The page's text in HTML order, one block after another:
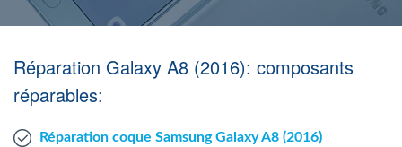
PME
ASBL
Réparation Galaxy A8 (2016): composants
réparables:
Réparation coque Samsung Galaxy A8 (2016)